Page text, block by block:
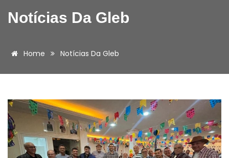
Notícias Da Gleb
Home Notícias Da Gleb